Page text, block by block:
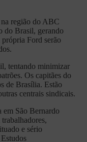
na região do ABC
do Brasil, gerando
Ford serão
tentando minimizar
Os capitães do
de Brasília. Estão
centrais sindicais.
em São Bernardo
e sério